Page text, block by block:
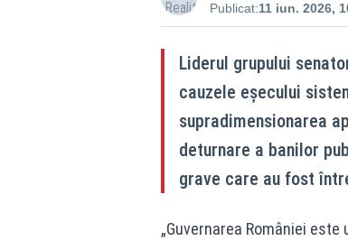
Publicat:11 iun. 2026,
Liderul grupului
cauzele eșecului
supradimensionarea
deturnare a banilor
grave care au fost
„Guvernarea României